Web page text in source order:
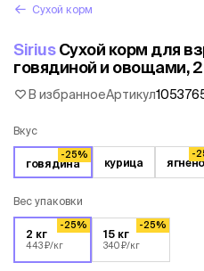
Сухой корм
SiriusСухой корм для
говядиной и овощами, 2
В избранноеАртикул
Вкус
говядина
-25%
курица
-
Вес упаковки
2 кг
443 ₽/кг
-25%
15 кг
340 ₽/кг
-25%